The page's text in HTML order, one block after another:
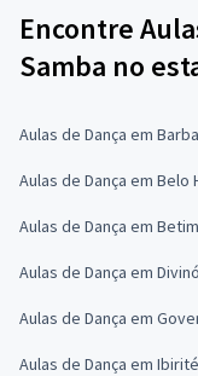
Encontre
Samba no
Aulas de Dança em
Aulas de Dança em Belo
Aulas de Dança em Betim
Aulas de Dança em
Aulas de Dança em
Aulas de Dança em Ibirité